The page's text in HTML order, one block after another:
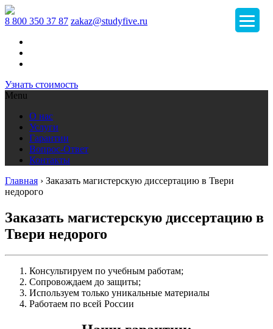
8 800 350 37 87 zakaz@studyfive.ru
Узнать стоимость
Menu
О нас
Услуги
Гарантии
Вопрос-Ответ
Контакты
Главная › Заказать магистерскую диссертацию в Твери
недорого
Заказать магистерскую диссертацию в
Твери недорого
Консультируем по учебным работам;
Сопровождаем до защиты;
Используем только уникальные материалы
Работаем по всей России